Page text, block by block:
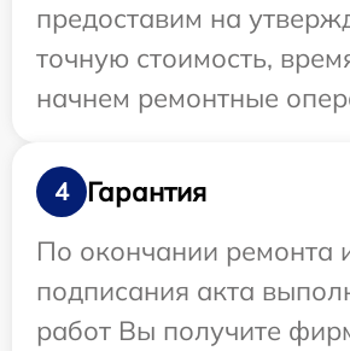
предоставим на
точную стоимость,
начнем ремонтные
4
Гарантия
По окончании ремонта
подписания акта
работ Вы получите